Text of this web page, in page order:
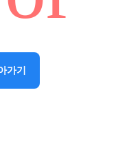
가기